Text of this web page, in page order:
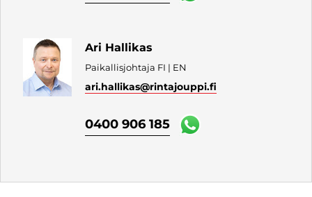
Ari Hallikas
Paikallisjohtaja FI | EN
ari.hallikas@rintajouppi.fi
0400 906 185